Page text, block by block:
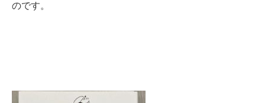
のです。